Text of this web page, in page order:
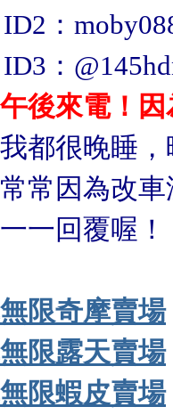
：
：
後來電！
都很晚睡
常因為改
一回覆喔！
限奇摩賣場
限露天賣場
限蝦皮賣場